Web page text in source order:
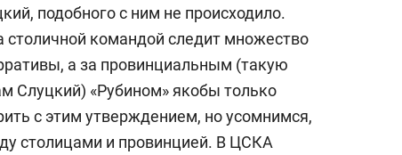
подобного с ним не происходило.
столичной командой следит множество
а за провинциальным (такую
Слуцкий) «Рубином» якобы только
с этим утверждением, но усомнимся,
столицами и провинцией. В ЦСКА